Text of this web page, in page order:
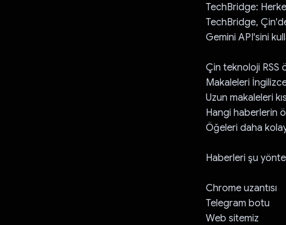
TechBridge:
TechBridge,
Gemini API'sini
Çin teknoloji RSS
Makaleleri
Uzun makaleleri
Hangi haberlerin
Öğeleri daha
Haberleri şu
Chrome uzantısı
Telegram botu
Web sitemiz